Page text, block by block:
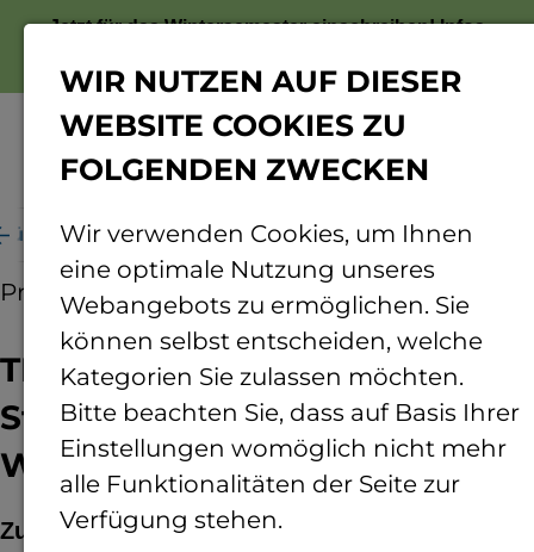
Jetzt für das Wintersemester einschreiben!Infos
ihre neuen Studierenden zum Wintersemester
Pressemitteilung 09.10.2025
TH Bingen begrüßt ihre neuen
Studierenden zum
Wintersemester
Zum Start des Wintersemesters heißen die
WIR NUTZEN AUF DIESER
WEBSITE COOKIES ZU
FOLGENDEN ZWECKEN
Wir verwenden Cookies, um Ihnen
eine optimale Nutzung unseres
Webangebots zu ermöglichen. Sie
können selbst entscheiden, welche
Kategorien Sie zulassen möchten.
Bitte beachten Sie, dass auf Basis Ihrer
Einstellungen womöglich nicht mehr
alle Funktionalitäten der Seite zur
Verfügung stehen.